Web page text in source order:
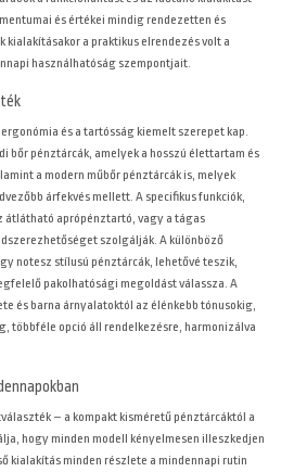
és értékei mindig rendezetten és
kialakításakor a praktikus elrendezés volt a
használhatóság szempontjait.
és a tartósság kiemelt szerepet kap.
bőr pénztárcák, amelyek a hosszú élettartam és
a modern műbőr pénztárcák is, melyek
árfekvés mellett. A specifikus funkciók,
átlátható aprópénztartó, vagy a tágas
szolgálják. A különböző
notesz stílusú pénztárcák, lehetővé teszik,
pakolhatósági megoldást válassza. A
és barna árnyalatoktól az élénkebb tónusokig,
többféle opció áll rendelkezésre, harmonizálva
– a kompakt kisméretű pénztárcáktól a
hogy minden modell kényelmesen illeszkedjen
kialakítás minden részlete a mindennapi rutin